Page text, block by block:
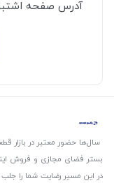
آدرس صفحه
سال‌ها حضور معتبر در بازار
بستر فضای مجازی و فروش
در این مسیر رضایت شما را